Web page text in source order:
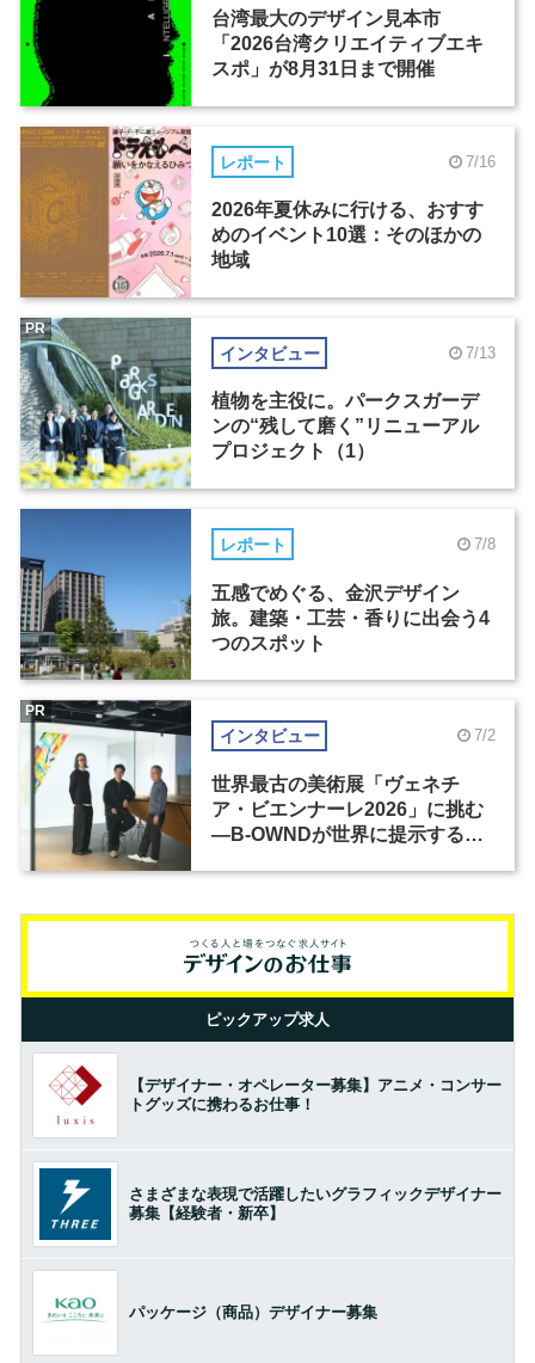
台湾最大のデザイン見本市
「2026台湾クリエイティブエキ
スポ」が8月31日まで開催
レポート 7/16
2026年夏休みに行ける、おすす
めのイベント10選：そのほかの
地域
インタビュー 7/13
植物を主役に。パークスガーデ
ンの“残して磨く”リニューアル
プロジェクト（1）
PR
レポート 7/8
五感でめぐる、金沢デザイン
旅。建築・工芸・香りに出会う4
つのスポット
インタビュー 7/2
世界最古の美術展「ヴェネチ
ア・ビエンナーレ2026」に挑む
―B-OWNDが世界に提示する美
PR
ピックアップ求人
【デザイナー・オペレーター募集】アニメ・コンサー
トグッズに携わるお仕事！
さまざまな表現で活躍したいグラフィックデザイナー
募集【経験者・新卒】
パッケージ（商品）デザイナー募集